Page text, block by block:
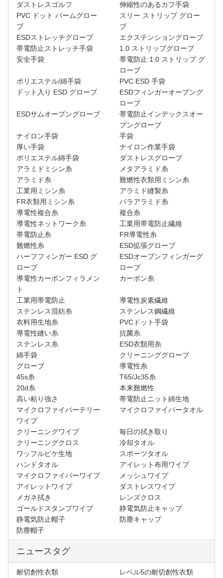
ダストレスゴルフ
伸縮性のあるカフ手袋
PVC ドット パームグロー
ブ
スリー ストリップ グロー
ブ
ESDストレッチグローブ
エクステンショングローブ
帯電防止ストレッチ手袋
1.0 ストリップグローブ
安全手袋
帯電防止 1.0 ストリップ グ
ローブ
ポリエステル/綿手袋
PVC ESD 手袋
ドット入り ESD グローブ
ESDフィンガーオープング
ローブ
ESDサムオープングローブ
帯電防止インデックスオー
プングローブ
ナイロン手袋
手袋
厚い手袋
ナイロン作業手袋
ポリエステル綿手袋
ダストレスグローブ
アラミドミシン糸
メタアラミド糸
アラミド糸
難燃性衣類用ミシン糸
工業用ミシン糸
アラミド縫製糸
FR衣類用ミシン糸
パラアラミド糸
導電性複合糸
複合糸
導電性ネットワーク糸
工業用帯電防止繊維
帯電防止糸
FR導電性糸
難燃性糸
ESD拡張グローブ
ハーフフィンガー ESD グ
ローブ
ESDオープンフィンガーグ
ローブ
導電性カーボンフィラメン
ト
カーボン糸
工業用帯電防止
導電性炭素繊維
ステンレス混紡糸
ステンレス鋼繊維
衣料用生地糸
PVCドット手袋
導電性縫い糸
抗菌糸
ステンレス糸
ESD衣類用糸
綿手袋
クリーニンググローブ
グローブ
導電性糸
45s糸
T65/Jc35糸
20d糸
本来難燃性
高い粘り強さ
帯電防止ニット綿生地
マイクロファイバーテリー
ワイプ
マイクロファイバータオル
クリーニングワイプ
毎日の拭き取り
クリーニングクロス
冷却タオル
ワッフルピケ生地
スポーツタオル
ハンドタオル
アイレット布用ワイプ
マイクロファイバーワイプ
メッシュワイプ
アイレットワイプ
ダストレスワイプ
メガネ拭き
レンズクロス
ゴールドスタンプワイプ
静電気防止キャップ
静電気防止帽子
防塵キャップ
防塵帽子
ニュースタグ
耐切創性衣類
レベル5の耐切創性衣類